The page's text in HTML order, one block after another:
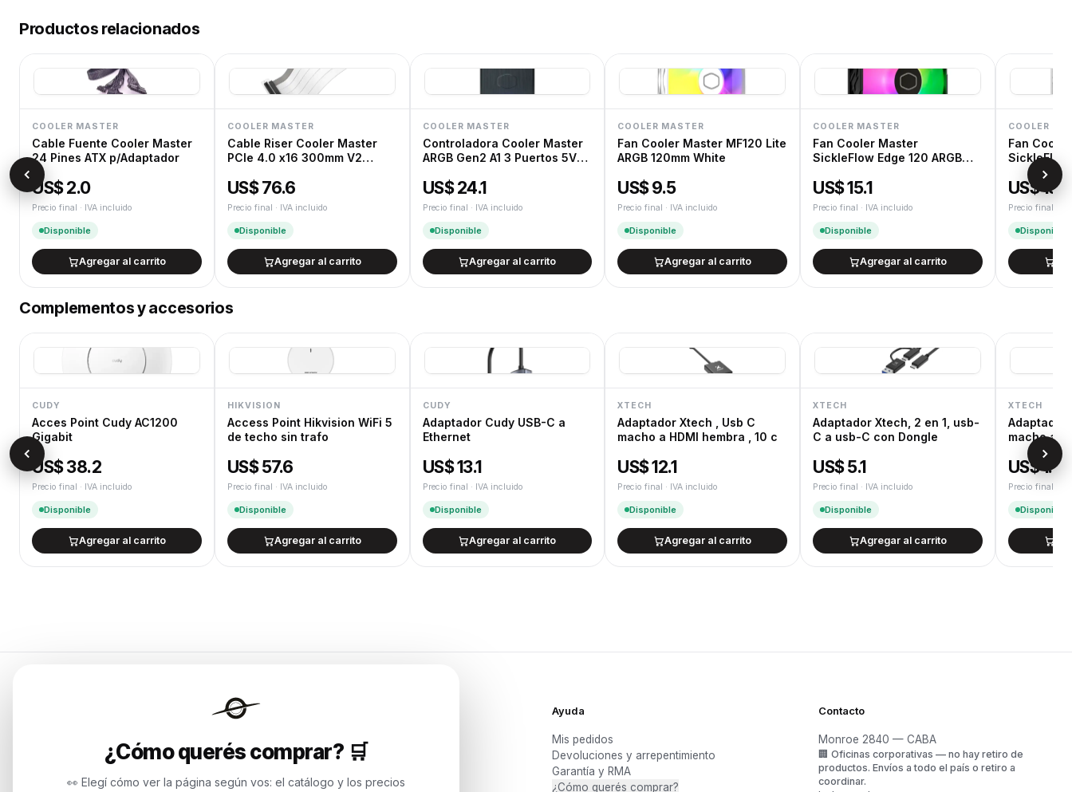
Cambios y devoluciones según la Ley de Defensa del Consumidor.
Productos relacionados
COOLER MASTER
Cable Fuente Cooler Master
24 Pines ATX p/Adaptador
US$ 2.0
Precio final · IVA incluido
Disponible
Agregar al carrito
COOLER MASTER
Cable Riser Cooler Master
PCIe 4.0 x16 300mm V2
US$ 76.6
Precio final · IVA incluido
Disponible
Agregar al carrito
COOLER MASTER
Controladora Cooler Master
ARGB Gen2 A1 3 Puertos 5V
US$ 24.1
Precio final · IVA incluido
Disponible
Agregar al carrito
COOLER MASTER
Fan Cooler Master MF120 Lite
ARGB 120mm White
US$ 9.5
Precio final · IVA incluido
Disponible
Agregar al carrito
COOLER MASTER
Fan Cooler Master
SickleFlow Edge 120 ARGB
US$ 15.1
Precio final · IVA incluido
Disponible
Agregar al carrito
COOLER
Fan
SickleFlow
PWM White
US$ 15.7
Precio final ·
Disponible
Complementos y accesorios
CUDY
Acces Point Cudy AC1200
Gigabit
US$ 38.2
Precio final · IVA incluido
Disponible
Agregar al carrito
HIKVISION
Access Point Hikvision WiFi 5
de techo sin trafo
US$ 57.6
Precio final · IVA incluido
Disponible
Agregar al carrito
CUDY
Adaptador Cudy USB-C a
Ethernet
US$ 13.1
Precio final · IVA incluido
Disponible
Agregar al carrito
XTECH
Adaptador Xtech , Usb C
macho a HDMI hembra , 10 c
US$ 12.1
Precio final · IVA incluido
Disponible
Agregar al carrito
XTECH
Adaptador Xtech, 2 en 1, usb-
C a usb-C con Dongle
US$ 5.1
Precio final · IVA incluido
Disponible
Agregar al carrito
XTECH
Adaptador
macho a
US$ 1.5
Precio final ·
Disponible
¿Cómo querés comprar? 🛒
👀 Elegí cómo ver la página según vos: el catálogo y los precios
Soluciones de tecnología para
empresas, revendedores y personas.
Potenciamos tu mundo.
Notebooks
Computadoras y PCs
Servidores y NAS
Ayuda
Mis pedidos
Devoluciones y arrepentimiento
Garantía y RMA
¿Cómo querés comprar?
Contacto
Monroe 2840 — CABA
🏢 Oficinas corporativas — no hay retiro de
productos. Envíos a todo el país o retiro a
coordinar.